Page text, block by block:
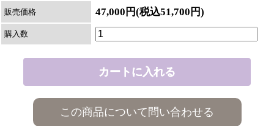
販売価格 47,000円(税込51,700円)
購入数
この商品について問い合わせる